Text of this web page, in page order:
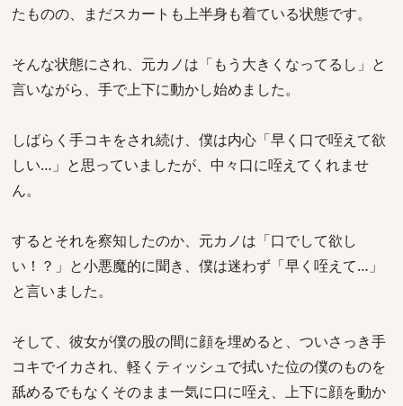
たものの、まだスカートも上半身も着ている状態です。
そんな状態にされ、元カノは「もう大きくなってるし」と
言いながら、手で上下に動かし始めました。
しばらく手コキをされ続け、僕は内心「早く口で咥えて欲
しい…」と思っていましたが、中々口に咥えてくれませ
ん。
するとそれを察知したのか、元カノは「口でして欲し
い！？」と小悪魔的に聞き、僕は迷わず「早く咥えて…」
と言いました。
そして、彼女が僕の股の間に顔を埋めると、ついさっき手
コキでイカされ、軽くティッシュで拭いた位の僕のものを
舐めるでもなくそのまま一気に口に咥え、上下に顔を動か